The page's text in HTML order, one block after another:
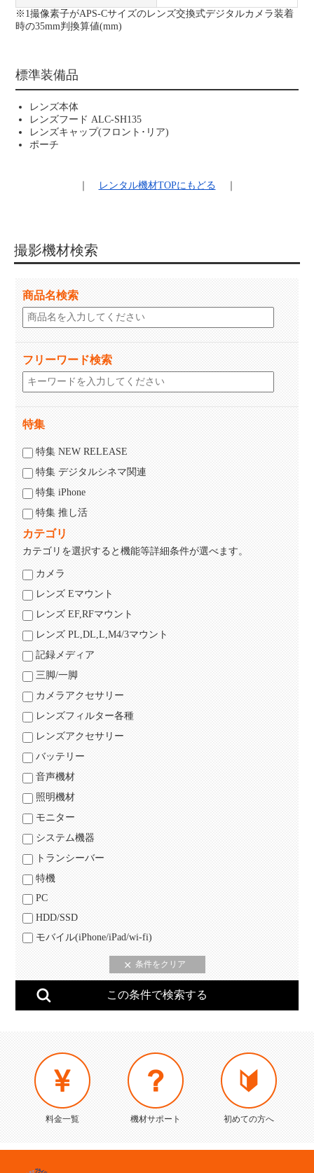
※1撮像素子がAPS-Cサイズのレンズ交換式デジタルカメラ装着
時の35mm判換算値(mm)
標準装備品
レンズ本体
レンズフード ALC-SH135
レンズキャップ(フロント･リア)
ポーチ
レンタル機材TOPにもどる
撮影機材検索
商品名検索
フリーワード検索
特集
特集 NEW RELEASE
特集 デジタルシネマ関連
特集 iPhone
特集 推し活
カテゴリ
カテゴリを選択すると機能等詳細条件が選べます。
カメラ
レンズ Eマウント
レンズ EF,RFマウント
レンズ PL,DL,L,M4/3マウント
記録メディア
三脚/一脚
カメラアクセサリー
レンズフィルター各種
レンズアクセサリー
バッテリー
音声機材
照明機材
モニター
システム機器
トランシーバー
特機
PC
HDD/SSD
モバイル(iPhone/iPad/wi-fi)
料金一覧 機材サポート 初めての方へ